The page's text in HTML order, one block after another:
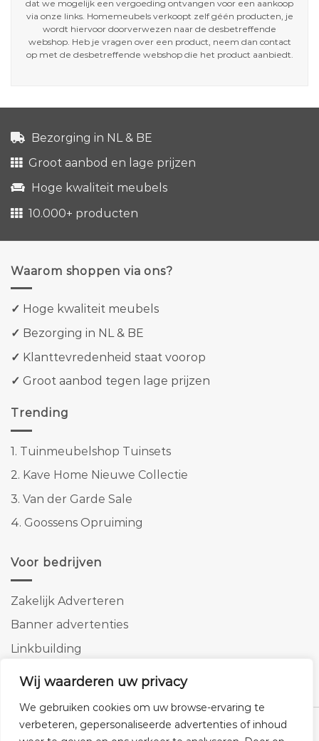
Wij waarderen uw privacy
We gebruiken cookies om uw browse-ervaring te
verbeteren, gepersonaliseerde advertenties of inhoud
dat we mogelijk een vergoeding ontvangen voor een aankoop
via onze links. Homemeubels verkoopt zelf géén producten, je
wordt hiervoor doorverwezen naar de desbetreffende
webshop. Heb je vragen over een product, neem dan contact
op met de desbetreffende webshop die het product aanbiedt.
Bezorging in NL & BE
Groot aanbod en lage prijzen
Hoge kwaliteit meubels
10.000+ producten
Waarom shoppen via ons?
✓ Hoge kwaliteit meubels
✓ Bezorging in NL & BE
✓ Klanttevredenheid staat voorop
✓ Groot aanbod tegen lage prijzen
Trending
1. Tuinmeubelshop Tuinsets
2. Kave Home Nieuwe Collectie
3. Van der Garde Sale
4. Goossens Opruiming
Voor bedrijven
Zakelijk Adverteren
Banner advertenties
Linkbuilding
SEO copywriting